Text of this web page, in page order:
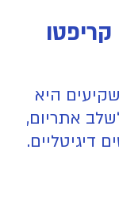
היא
אתריום,
דיגיטליים.